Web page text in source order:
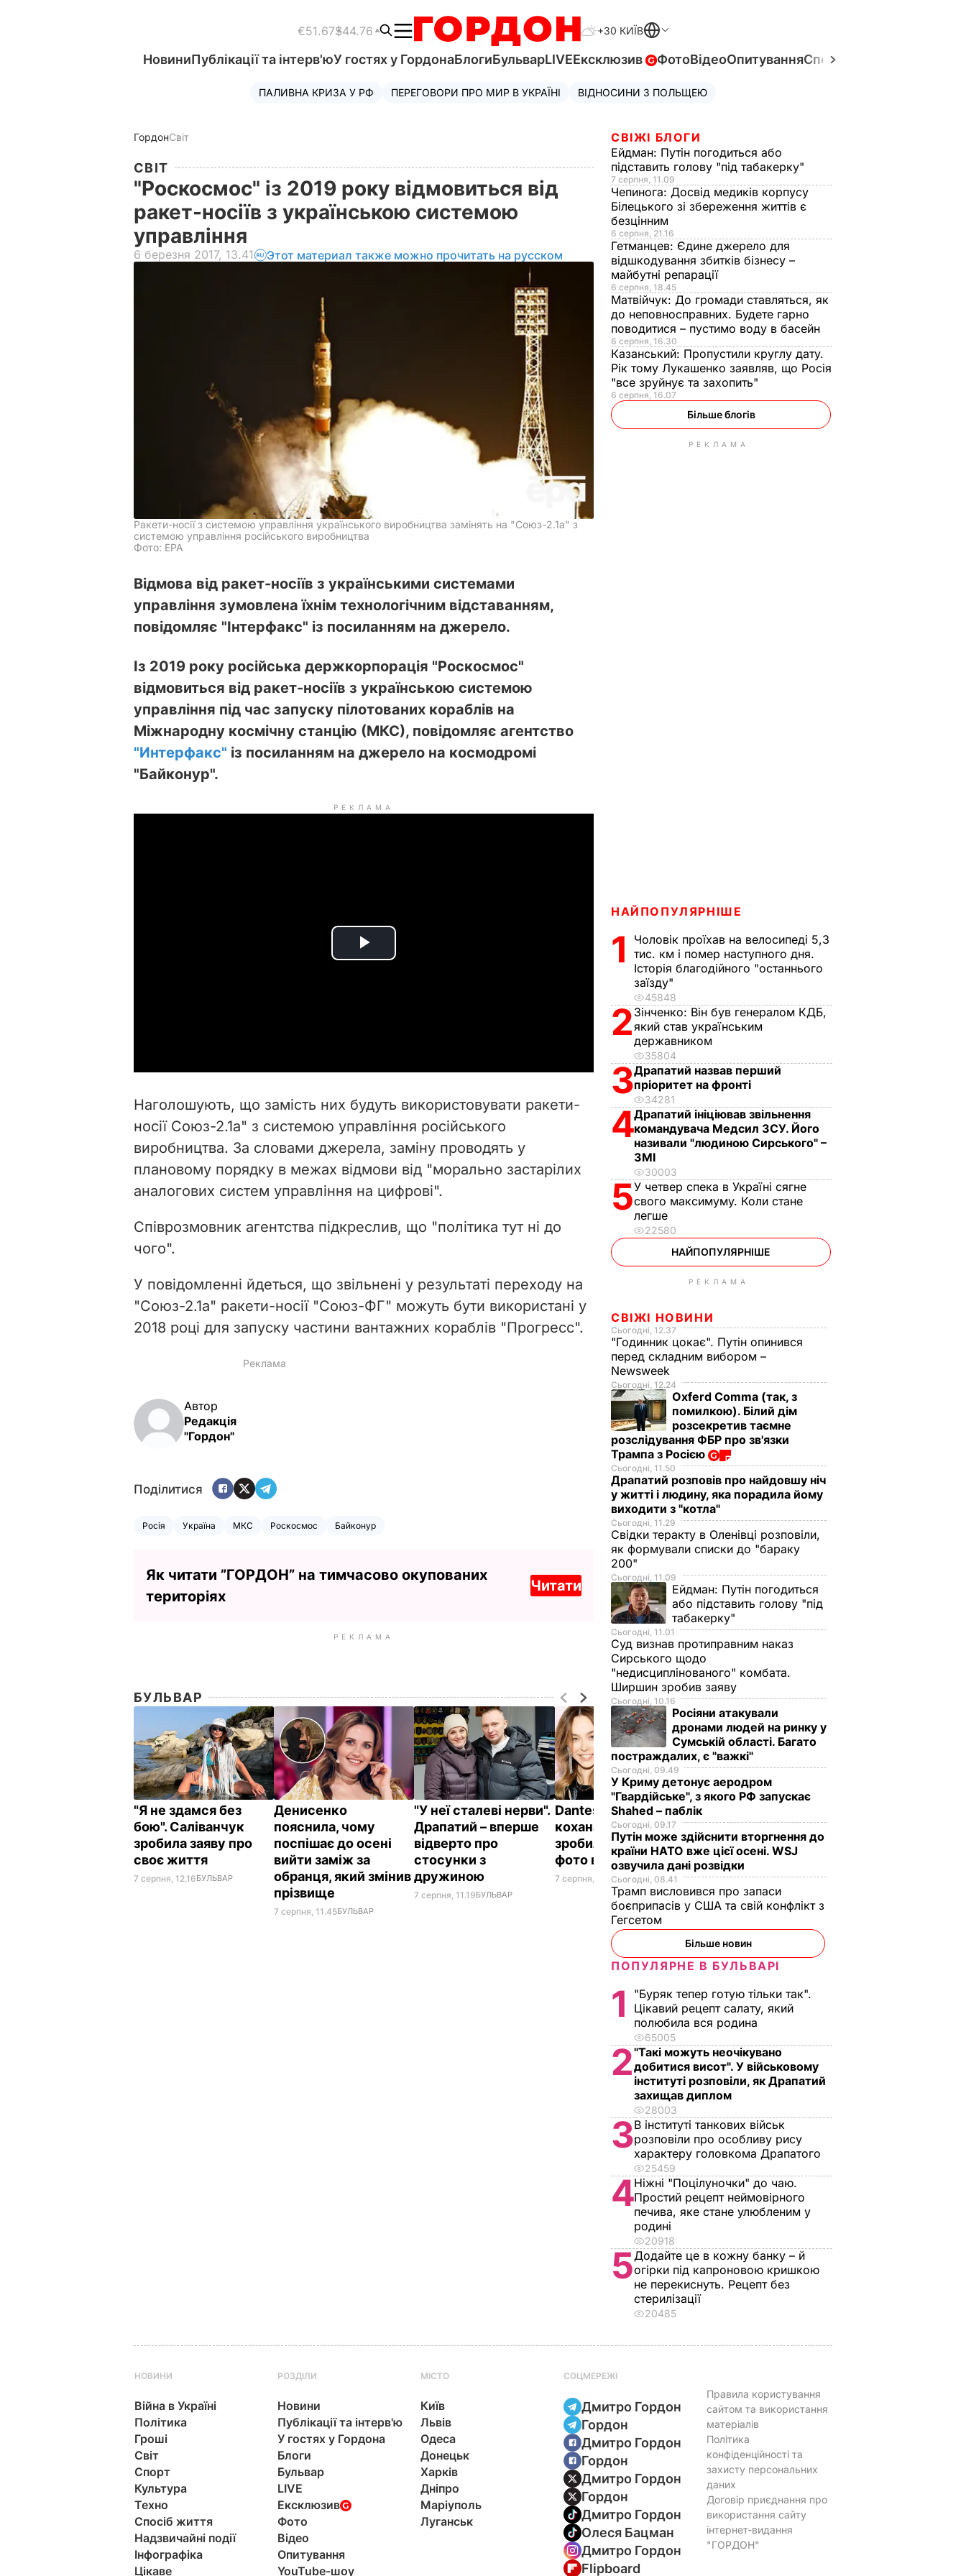
€51.67$44.76 +30 КИЇВ
НовиниПублікації та інтерв'юУ гостях у ГордонаБлогиБульварLIVEЕксклюзив ФотоВідеоОпитуванняСпецпроєкти
ПАЛИВНА КРИЗА У РФ ПЕРЕГОВОРИ ПРО МИР В УКРАЇНІ ВІДНОСИНИ З ПОЛЬЩЕЮ
ГордонСвіт
СВІТ
"Роскосмос" із 2019 року відмовиться від
ракет-носіїв з українською системою
управління
6 березня 2017, 13.41 Этот материал также можно прочитать на русском
Ракети-носії з системою управління українського виробництва замінять на "Союз-2.1а" з
системою управління російського виробництва
Фото: EPA
Відмова від ракет-носіїв з українськими системами
управління зумовлена їхнім технологічним відставанням,
повідомляє "Інтерфакс" із посиланням на джерело.
Із 2019 року російська держкорпорація "Роскосмос"
відмовиться від ракет-носіїв з українською системою
управління під час запуску пілотованих кораблів на
Міжнародну космічну станцію (МКС), повідомляє агентство
"Интерфакс" із посиланням на джерело на космодромі
"Байконур".
РЕКЛАМА
P
i
d
e
o
Наголошують, що замість них будуть використовувати ракети-
носії Союз-2.1а" з системою управління російського
виробництва. За словами джерела, заміну проводять у
плановому порядку в межах відмови від "морально застарілих
аналогових систем управління на цифрові".
Співрозмовник агентства підкреслив, що "політика тут ні до
чого".
У повідомленні йдеться, що звільнені у результаті переходу на
"Союз-2.1а" ракети-носії "Союз-ФГ" можуть бути використані у
2018 році для запуску частини вантажних кораблів "Прогресс".
Автор
Редакція
"Гордон"
Поділитися
Росія Україна МКС Роскосмос Байконур
Як читати ”ГОРДОН” на тимчасово окупованих
територіях
Читати
РЕКЛАМА
БУЛЬВАР
"Я не здамся без
бою". Саліванчук
зробила заяву про
своє життя
7 серпня, 12.16БУЛЬВАР
Денисенко
пояснила, чому
поспішає до осені
вийти заміж за
обранця, який змінив
прізвище
7 серпня, 11.45БУЛЬВАР
"У неї сталеві нерви".
Драпатий – вперше
відверто про
стосунки з
дружиною
7 серпня, 11.19БУЛЬВАР
Dantes і його нова
кохана Неправда
зробили романтичне
фото в ліфті втрьох
7 серпня, 10.20БУЛЬВАР
П'ять хвилин – і
хрусткі гарячі
бутерброди з
тягучим сиром
готові. Рецепт
соковитої начинки
7 серпня, 09.43БУЛЬВАР
СВІЖІ БЛОГИ
Ейдман: Путін погодиться або
підставить голову "під табакерку"
7 серпня, 11.09
Чепинога: Досвід медиків корпусу
Білецького зі збереження життів є
безцінним
6 серпня, 21.16
Гетманцев: Єдине джерело для
відшкодування збитків бізнесу –
майбутні репарації
6 серпня, 18.45
Матвійчук: До громади ставляться, як
до неповносправних. Будете гарно
поводитися – пустимо воду в басейн
6 серпня, 16.30
Казанський: Пропустили круглу дату.
Рік тому Лукашенко заявляв, що Росія
"все зруйнує та захопить"
6 серпня, 16.07
Більше блогів
РЕКЛАМА
НАЙПОПУЛЯРНІШЕ
1
Чоловік проїхав на велосипеді 5,3
тис. км і помер наступного дня.
Історія благодійного "останнього
заїзду"
45848
2 Зінченко: Він був генералом КДБ,
який став українським
державником
35804
3Драпатий назвав перший
пріоритет на фронті
34281
4Драпатий ініціював звільнення
командувача Медсил ЗСУ. Його
називали "людиною Сирського" –
ЗМІ
30003
5У четвер спека в Україні сягне
свого максимуму. Коли стане
легше
22580
НАЙПОПУЛЯРНІШЕ
РЕКЛАМА
СВІЖІ НОВИНИ
Сьогодні, 12.37
"Годинник цокає". Путін опинився
перед складним вибором –
Newsweek
Сьогодні, 12.24
Oxferd Comma (так, з
помилкою). Білий дім
розсекретив таємне
розслідування ФБР про зв'язки
Трампа з Росією
Сьогодні, 11.50
Драпатий розповів про найдовшу ніч
у житті і людину, яка порадила йому
виходити з "котла"
Сьогодні, 11.29
Свідки теракту в Оленівці розповіли,
як формували списки до "бараку
200"
Сьогодні, 11.09
Ейдман: Путін погодиться
або підставить голову "під
табакерку"
Сьогодні, 11.01
Суд визнав протиправним наказ
Сирського щодо
"недисциплінованого" комбата.
Ширшин зробив заяву
Сьогодні, 10.16
Росіяни атакували
дронами людей на ринку у
Сумській області. Багато
постраждалих, є "важкі"
Сьогодні, 09.49
У Криму детонує аеродром
"Гвардійське", з якого РФ запускає
Shahed – паблік
Сьогодні, 09.17
Путін може здійснити вторгнення до
країни НАТО вже цієї осені. WSJ
озвучила дані розвідки
Сьогодні, 08.41
Трамп висловився про запаси
боєприпасів у США та свій конфлікт з
Гегсетом
Більше новин
ПОПУЛЯРНЕ В БУЛЬВАРІ
1
"Буряк тепер готую тільки так".
Цікавий рецепт салату, який
полюбила вся родина
65005
2"Такі можуть неочікувано
добитися висот". У військовому
інституті розповіли, як Драпатий
захищав диплом
28003
3В інституті танкових військ
розповіли про особливу рису
характеру головкома Драпатого
25459
4Ніжні "Поцілуночки" до чаю.
Простий рецепт неймовірного
печива, яке стане улюбленим у
родині
20918
5Додайте це в кожну банку – й
огірки під капроновою кришкою
не перекиснуть. Рецепт без
стерилізації
20485
НОВИНИ
Війна в Україні
Політика
Гроші
Світ
Спорт
Культура
Техно
Спосіб життя
Надзвичайні події
Інфографіка
Цікаве
РОЗДІЛИ
Новини
Публікації та інтерв'ю
У гостях у Гордона
Блоги
Бульвар
LIVE
Ексклюзив
Фото
Відео
Опитування
YouTube-шоу
МІСТО
Київ
Львів
Одеса
Донецьк
Харків
Дніпро
Маріуполь
Луганськ
СОЦМЕРЕЖІ
Дмитро Гордон
Гордон
Дмитро Гордон
Гордон
Дмитро Гордон
Гордон
Дмитро Гордон
Олеся Бацман
Дмитро Гордон
Flipboard
Правила користування
сайтом та використання
матеріалів
Політика
конфіденційності та
захисту персональних
даних
Договір приєднання про
використання сайту
інтернет-видання
"ГОРДОН"